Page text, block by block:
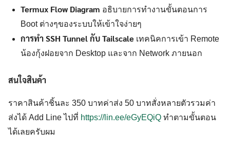
Termux Flow Diagram อธิบายการทำงานขั้นตอนการ
Boot ต่างๆของระบบให้เข้าใจง่ายๆ
การทำ SSH Tunnel กับ Tailscale เทคนิคการเข้า Remote
น้องกุ้งฝอยจาก Desktop และจาก Network ภายนอก
สนใจสินค้า
ราคาสินค้าชิ้นละ 350 บาทค่าส่ง 50 บาทสั่งหลายตัวรวมค่า
ส่งได้ Add Line ไปที่ https://lin.ee/eGyEQiQ ทำตามขั้นตอน
ได้เลยครับผม